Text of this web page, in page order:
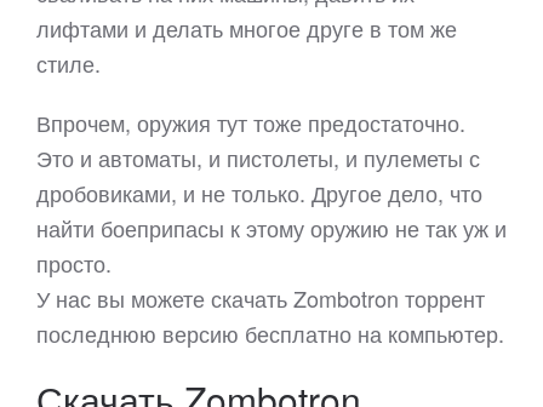
лифтами и делать многое друге в том же
стиле.
Впрочем, оружия тут тоже предостаточно.
Это и автоматы, и пистолеты, и пулеметы с
дробовиками, и не только. Другое дело, что
найти боеприпасы к этому оружию не так уж и
просто.
У нас вы можете скачать Zombotron торрент
последнюю версию бесплатно на компьютер.